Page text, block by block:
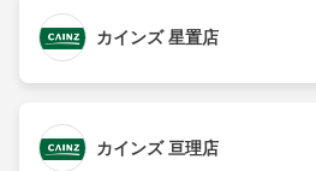
カインズ 星置店
カインズ 亘理店